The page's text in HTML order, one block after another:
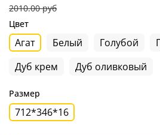
2010.00 руб
Цвет
Агат Белый Голубой
Дуб крем
Дуб оливковый
Размер
712*346*16